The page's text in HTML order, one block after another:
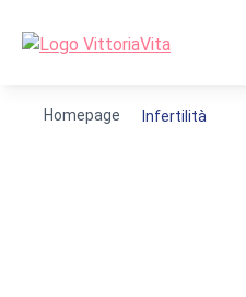
Homepage Infertilità